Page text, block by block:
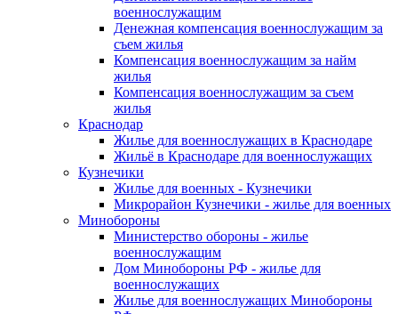
военнослужащим
Денежная компенсация военнослужащим за
съем жилья
Компенсация военнослужащим за найм
жилья
Компенсация военнослужащим за съем
жилья
Краснодар
Жилье для военнослужащих в Краснодаре
Жильё в Краснодаре для военнослужащих
Кузнечики
Жилье для военных - Кузнечики
Микрорайон Кузнечики - жилье для военных
Минобороны
Министерство обороны - жилье
военнослужащим
Дом Минобороны РФ - жилье для
военнослужащих
Жилье для военнослужащих Минобороны